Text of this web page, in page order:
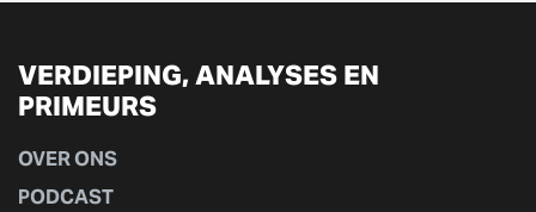
VERDIEPING, ANALYSES EN
PRIMEURS
OVER ONS
PODCAST